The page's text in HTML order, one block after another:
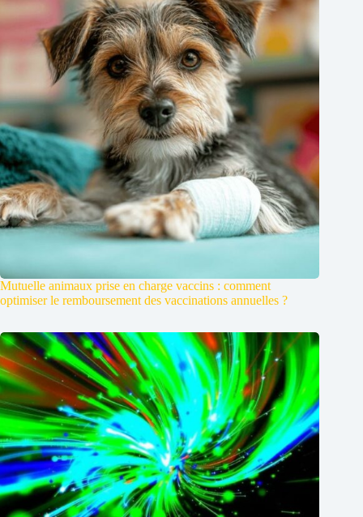
Mutuelle animaux prise en charge vaccins : comment
optimiser le remboursement des vaccinations annuelles ?